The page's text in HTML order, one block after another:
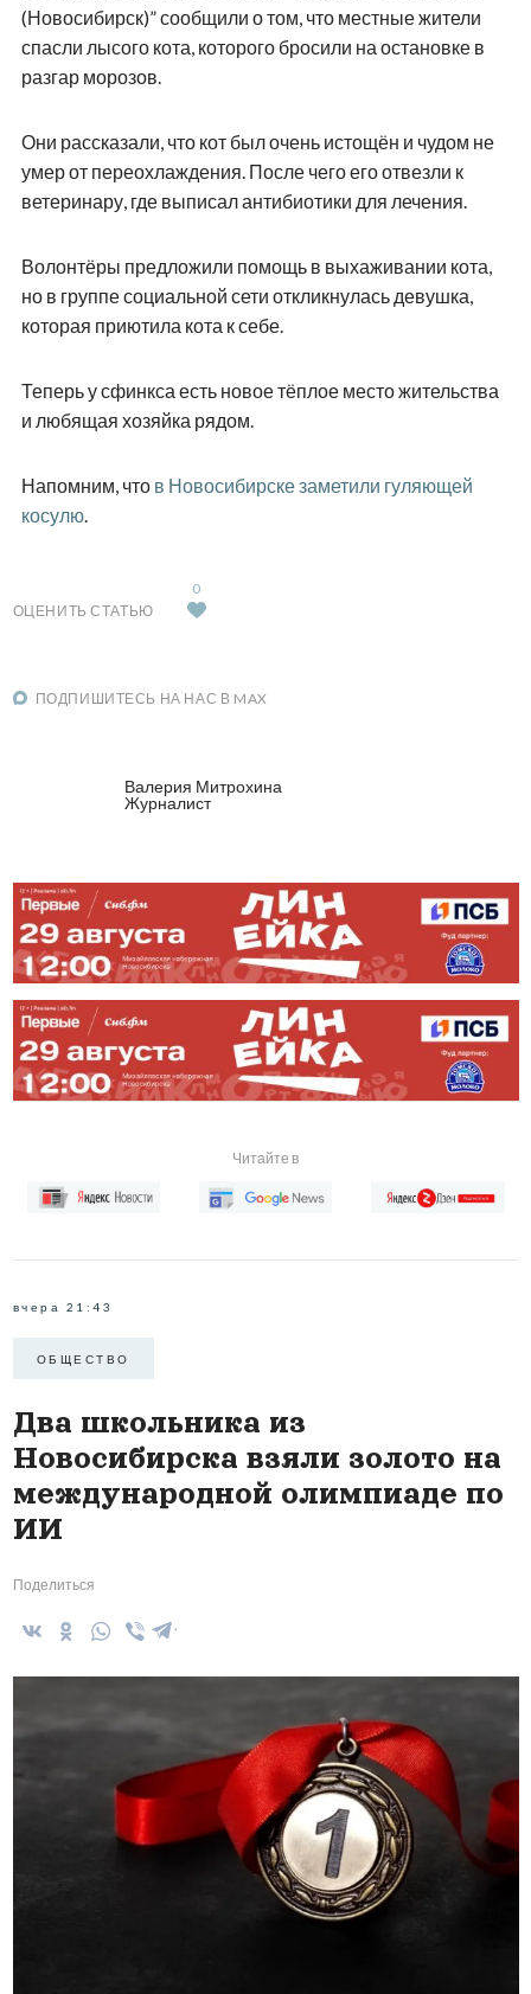
(Новосибирск)” сообщили о том, что местные жители
спасли лысого кота, которого бросили на остановке в
разгар морозов.
Они рассказали, что кот был очень истощён и чудом не
умер от переохлаждения. После чего его отвезли к
ветеринару, где выписал антибиотики для лечения.
Волонтёры предложили помощь в выхаживании кота,
но в группе социальной сети откликнулась девушка,
которая приютила кота к себе.
Теперь у сфинкса есть новое тёплое место жительства
и любящая хозяйка рядом.
Напомним, что в Новосибирске заметили гуляющей
косулю.
ОЦЕНИТЬ СТАТЬЮ
0
ПОДПИШИТЕСЬ НА НАС В MAX
Валерия Митрохина
Журналист
Читайте в
вчера 21:43
ОБЩЕСТВО
Два школьника из
Новосибирска взяли золото на
международной олимпиаде по
ИИ
Поделиться